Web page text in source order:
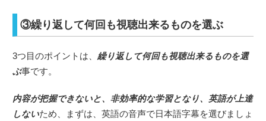
③繰り返して何回も視聴出来るものを選ぶ
3つ目のポイントは、 繰り返して何回も視聴出来るものを選
ぶ事です。
内容が把握できないと、非効率的な学習となり、英語が上達
しないため、まずは、英語の音声で日本語字幕を選びましょ